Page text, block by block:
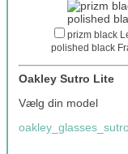
prizm black
polished black
Oakley Sutro Lite
Vælg din model